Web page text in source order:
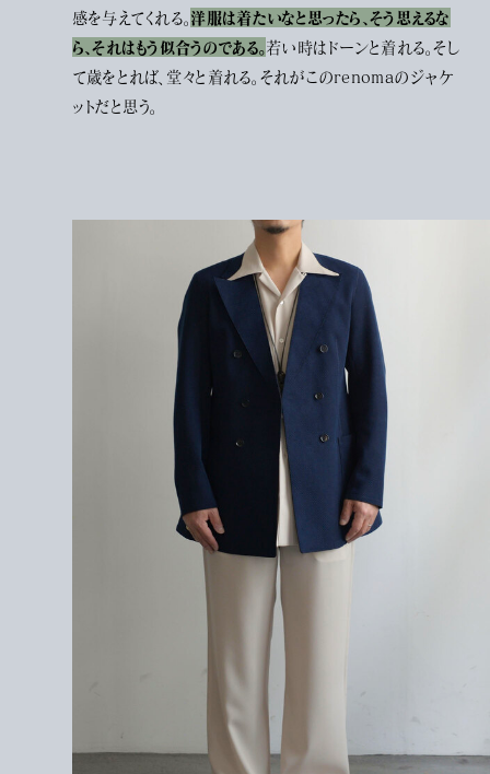
感を与えてくれる。洋服は着たいなと思ったら、そう思えるな
ら、それはもう似合うのである。若い時はドーンと着れる。そし
て歳をとれば、堂々と着れる。それがこのrenomaのジャケ
ットだと思う。